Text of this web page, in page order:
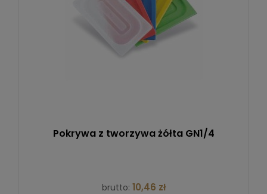
Pokrywa z tworzywa żółta GN1/4
brutto: 10,46 zł